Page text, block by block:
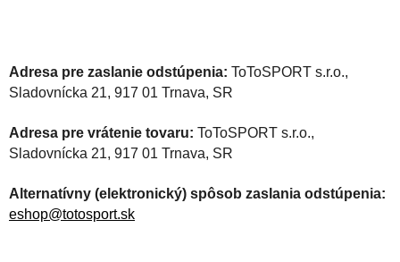
Adresa pre zaslanie odstúpenia: ToToSPORT s.r.o.,
Sladovnícka 21, 917 01 Trnava, SR
Adresa pre vrátenie tovaru: ToToSPORT s.r.o.,
Sladovnícka 21, 917 01 Trnava, SR
Alternatívny (elektronický) spôsob zaslania odstúpenia:
eshop@totosport.sk